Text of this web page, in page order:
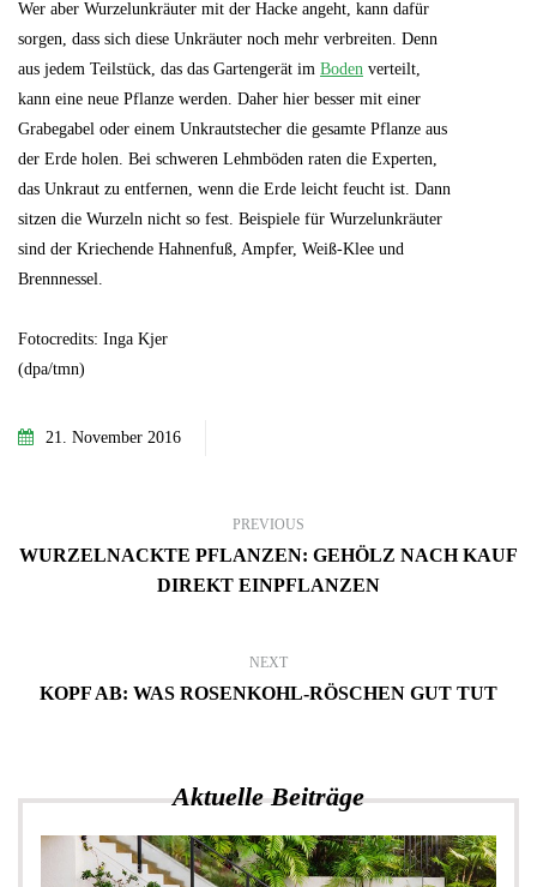
Wer aber Wurzelunkräuter mit der Hacke angeht, kann dafür
sorgen, dass sich diese Unkräuter noch mehr verbreiten. Denn
aus jedem Teilstück, das das Gartengerät im Boden verteilt,
kann eine neue Pflanze werden. Daher hier besser mit einer
Grabegabel oder einem Unkrautstecher die gesamte Pflanze aus
der Erde holen. Bei schweren Lehmböden raten die Experten,
das Unkraut zu entfernen, wenn die Erde leicht feucht ist. Dann
sitzen die Wurzeln nicht so fest. Beispiele für Wurzelunkräuter
sind der Kriechende Hahnenfuß, Ampfer, Weiß-Klee und
Brennnessel.
Fotocredits: Inga Kjer
(dpa/tmn)
21. November 2016
PREVIOUS
WURZELNACKTE PFLANZEN: GEHÖLZ NACH KAUF
DIREKT EINPFLANZEN
NEXT
KOPF AB: WAS ROSENKOHL-RÖSCHEN GUT TUT
Aktuelle Beiträge